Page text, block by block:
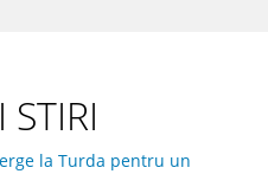
la Turda pentru un